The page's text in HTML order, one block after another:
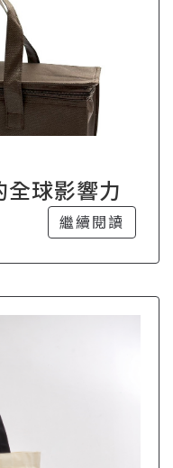
全球影響力
繼續閱讀